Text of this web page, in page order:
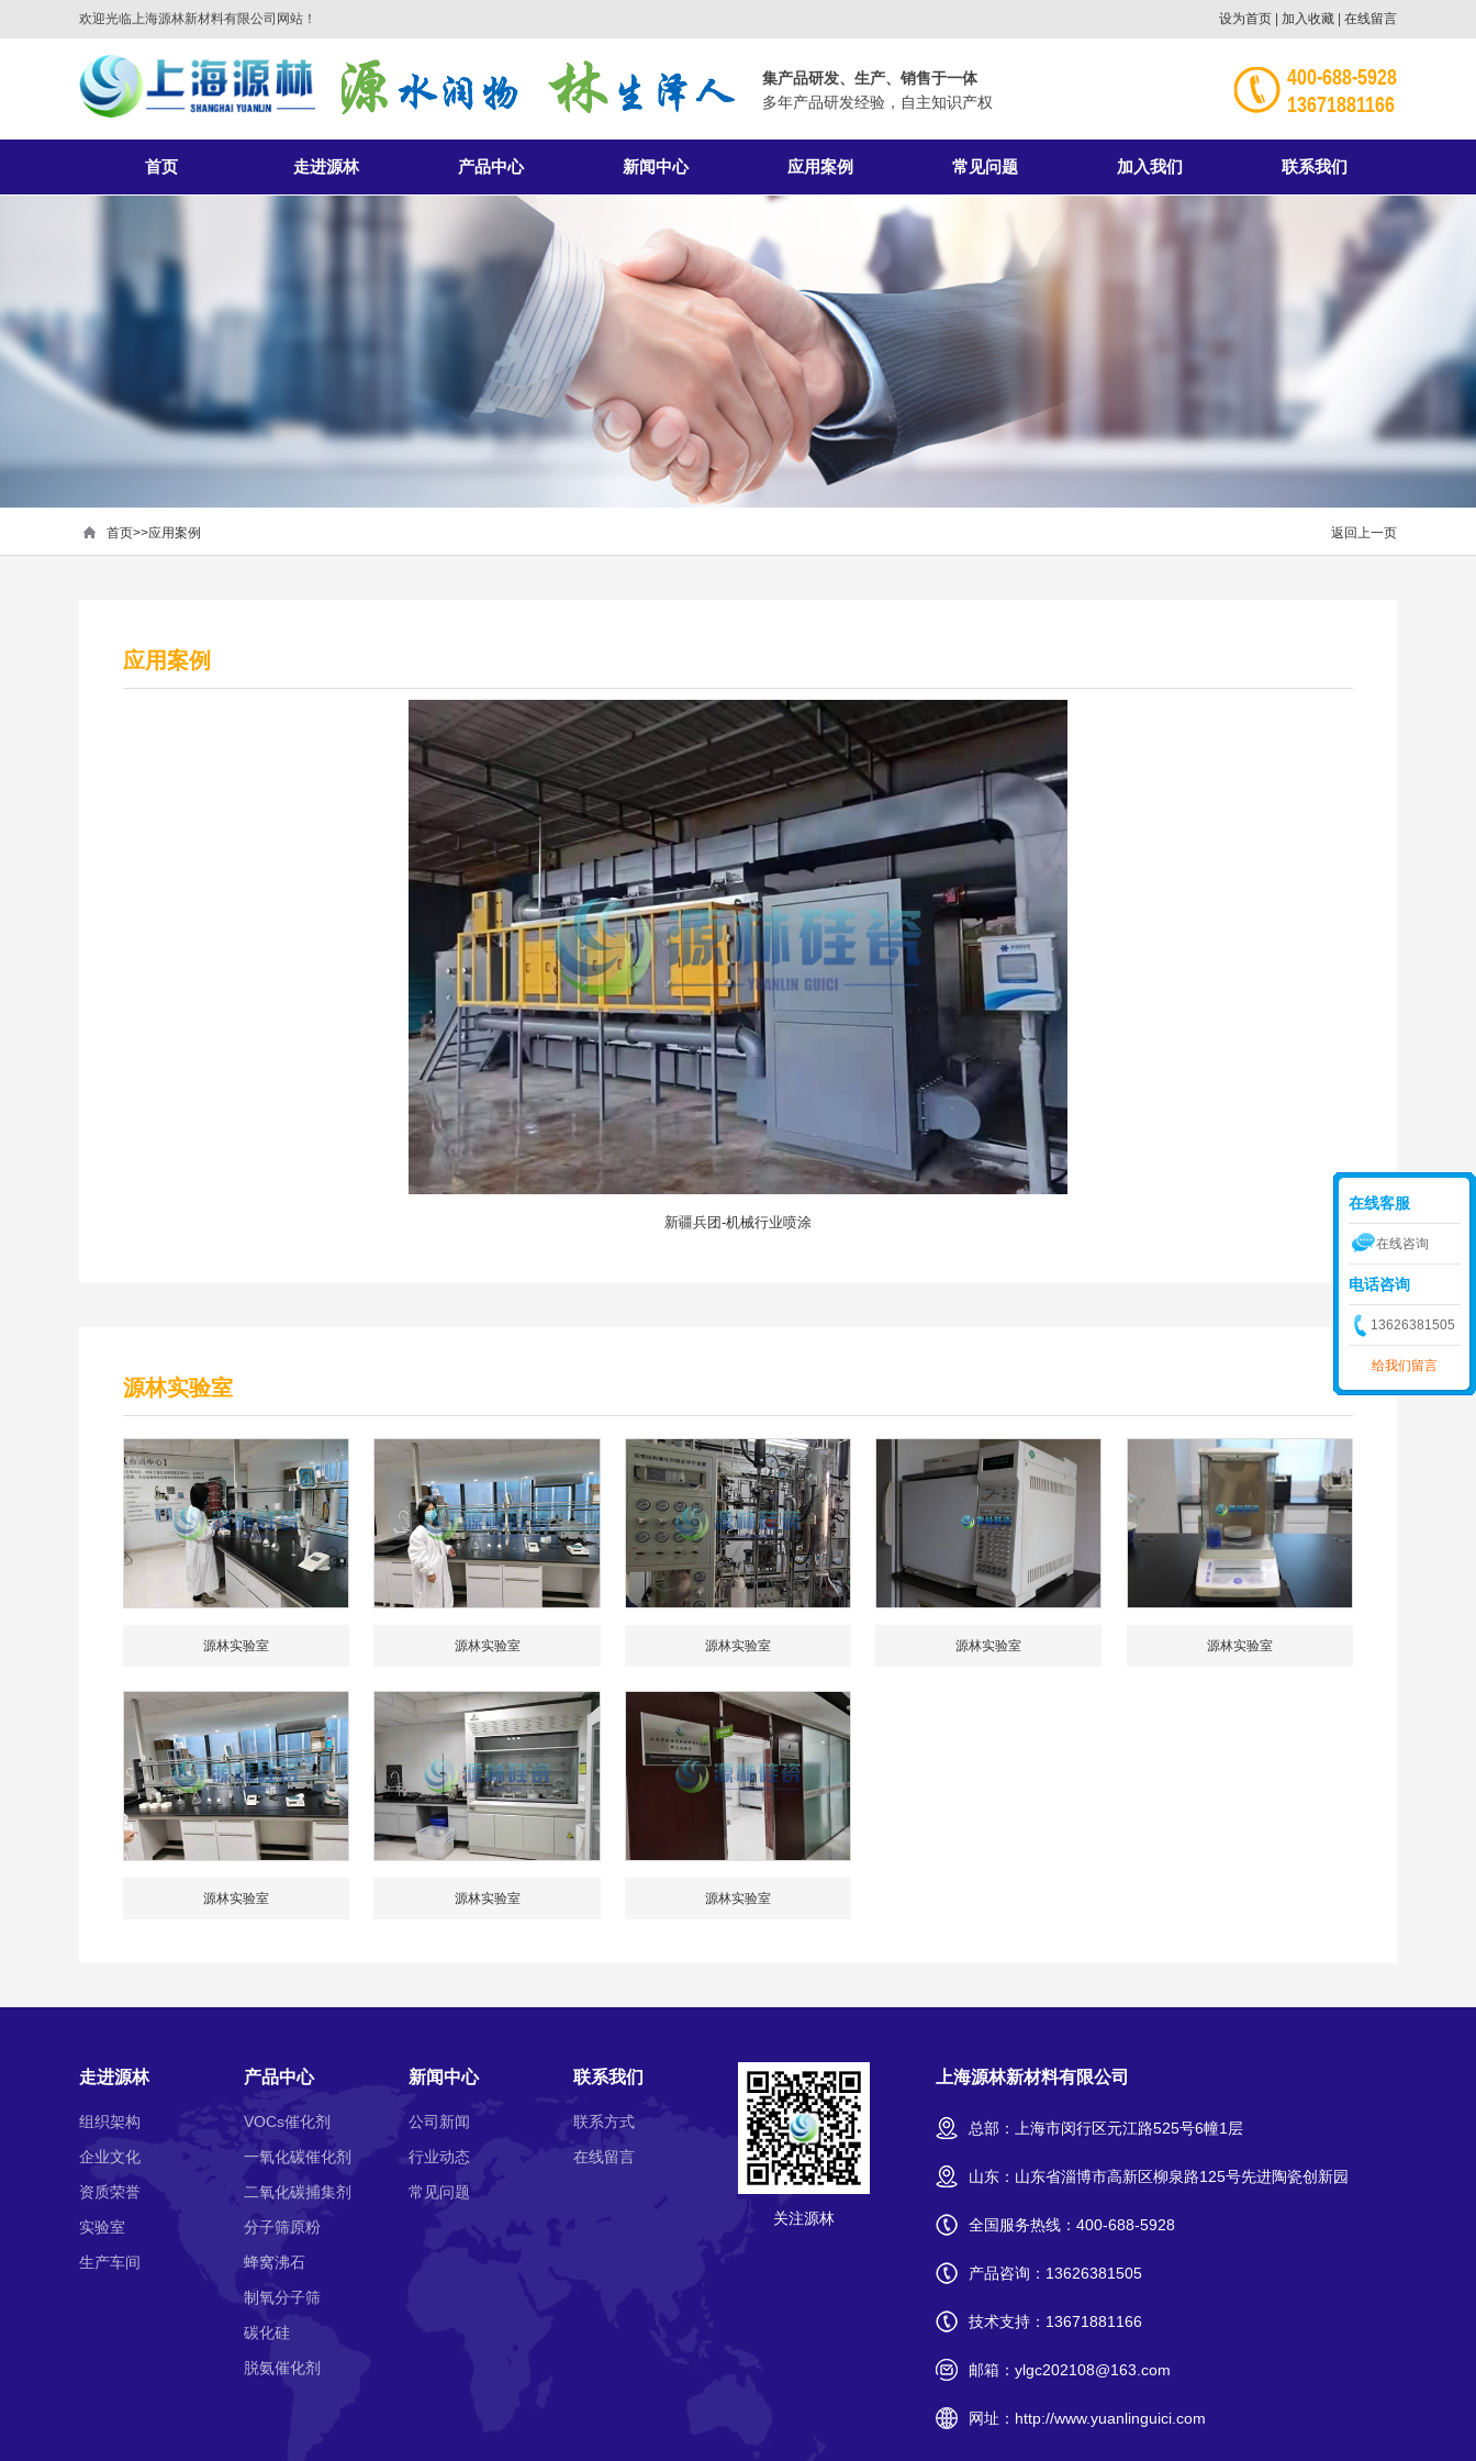
欢迎光临上海源林新材料有限公司网站！ 设为首页 加入收藏 在线留言
集产品研发、生产、销售于一体
多年产品研发经验，自主知识产权
400-688-5928
13671881166
首页 走进源林 产品中心 新闻中心 应用案例 常见问题 加入我们 联系我们
返回上一页
首页>>应用案例
应用案例
新疆兵团-机械行业喷涂
源林实验室
源林实验室 源林实验室 源林实验室 源林实验室 源林实验室
源林实验室 源林实验室 源林实验室
走进源林
组织架构
企业文化
资质荣誉
实验室
生产车间
产品中心
VOCs催化剂
一氧化碳催化剂
二氧化碳捕集剂
分子筛原粉
蜂窝沸石
制氧分子筛
碳化硅
脱氨催化剂
新闻中心
公司新闻
行业动态
常见问题
联系我们
联系方式
在线留言
关注源林
上海源林新材料有限公司
总部：上海市闵行区元江路525号6幢1层
山东：山东省淄博市高新区柳泉路125号先进陶瓷创新园
全国服务热线： 400-688-5928
产品咨询： 13626381505
技术支持： 13671881166
邮箱： ylgc202108@163.com
网址： http://www.yuanlinguici.com
在线客服
在线咨询
电话咨询
13626381505
给我们留言